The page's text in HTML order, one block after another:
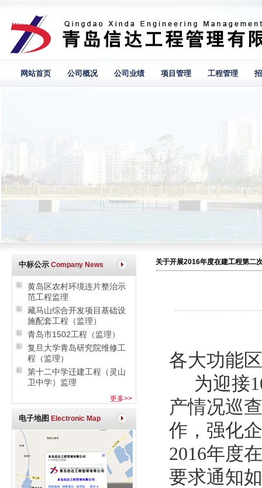
网站首页 公司概况 公司业绩 项目管理 工程管理
中标公示 Company News
黄岛区农村环境连片整治示
范工程监理
藏马山综合开发项目基础设
施配套工程（监理）
青岛市1502工程（监理）
复旦大学青岛研究院维修工
程（监理）
第十二中学迁建工程（灵山
卫中学）监理
更多>>
电子地图 Electronic Map
关于开展2016年度在建工程第二
各大功能
为迎接
产情况巡
作，强化
2016年度
要求通知